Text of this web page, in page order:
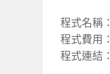
程式名稱
程式費用
程式連結：